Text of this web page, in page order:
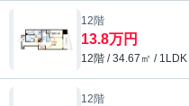
12階
13.8万円
12階 / 34.67㎡ / 1LDK
12階